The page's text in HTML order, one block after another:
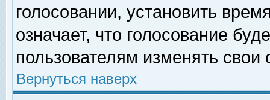
голосовании, установить
означает, что голосование
пользователям изменять свои
Вернуться наверх